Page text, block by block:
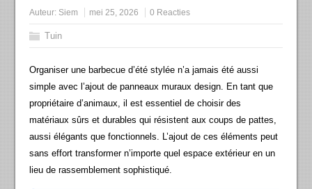
Auteur: Siem mei 25, 2026 0 Reacties
Tuin
Organiser une barbecue d’été stylée n’a jamais été aussi
simple avec l’ajout de panneaux muraux design. En tant que
propriétaire d’animaux, il est essentiel de choisir des
matériaux sûrs et durables qui résistent aux coups de pattes,
aussi élégants que fonctionnels. L’ajout de ces éléments peut
sans effort transformer n’importe quel espace extérieur en un
lieu de rassemblement sophistiqué.